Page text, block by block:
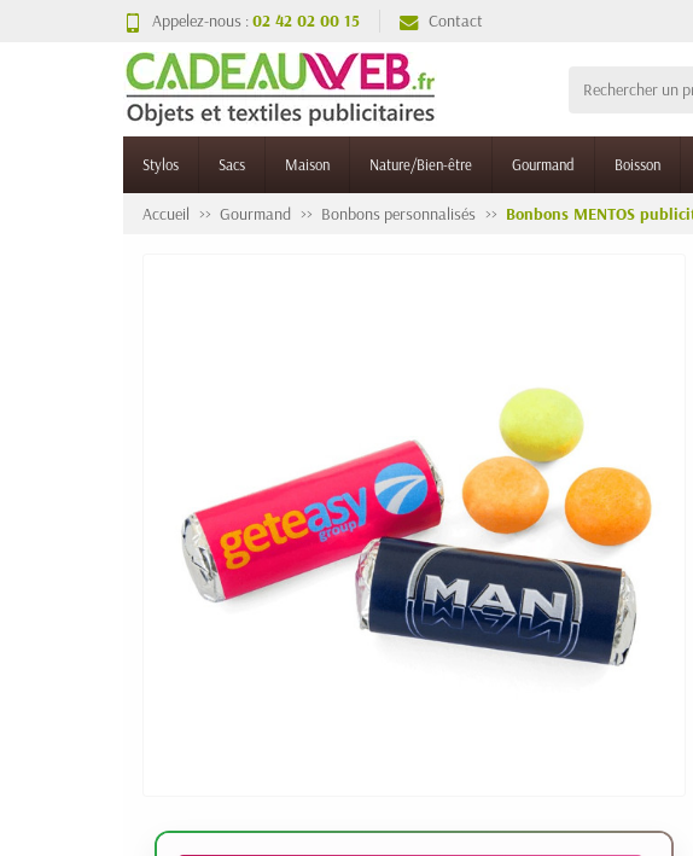
Appelez-nous :02 42 02 00 15 Contact
Stylos Sacs Maison Nature/Bien-être Gourmand Boisson
Accueil Gourmand Bonbons personnalisés Bonbons MENTOS